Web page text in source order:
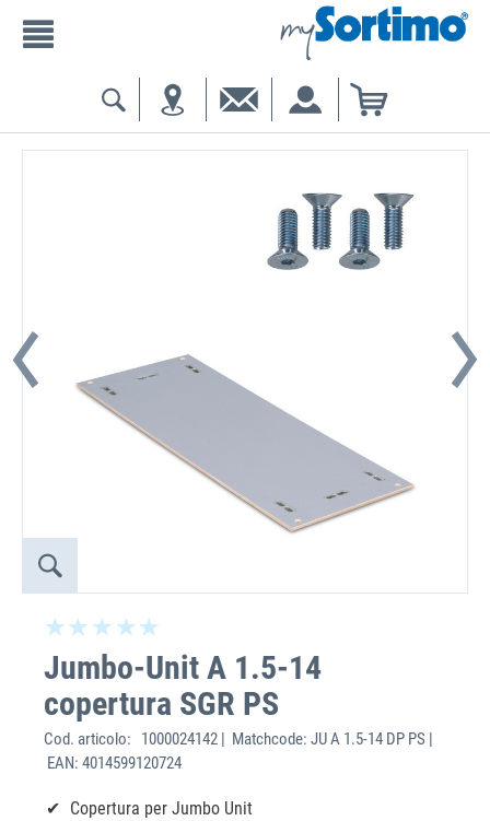
Jumbo-Unit A 1.5-14
copertura SGR PS
Cod. articolo:
1000024142 | Matchcode: JU A 1.5-14 DP PS |
EAN: 4014599120724
Copertura per Jumbo Unit